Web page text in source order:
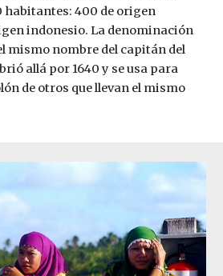
habitantes: 400 de origen
indonesio. La denominación
mismo nombre del capitán del
allá por 1640 y se usa para
de otros que llevan el mismo